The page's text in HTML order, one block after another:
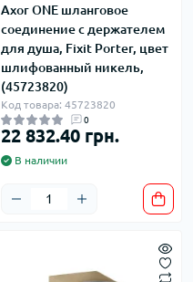
Axor ONE шланговое
соединение с держателем
для душа, Fixit Porter, цвет
шлифованный никель,
(45723820)
Код товара: 45723820
0
22 832.40 грн.
В наличии